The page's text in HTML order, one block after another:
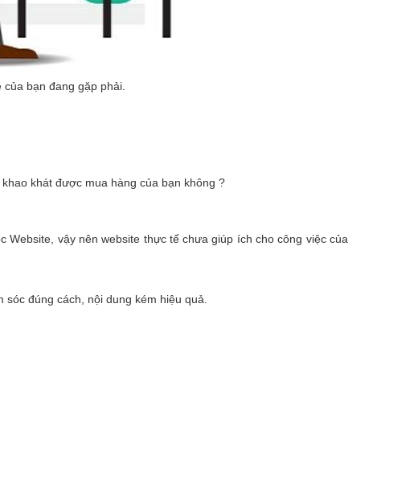
bạn đang gặp phải.
khát được mua hàng của bạn không ?
Website, vậy nên website thực tế chưa giúp ích cho công việc của
đúng cách, nội dung kém hiệu quả.